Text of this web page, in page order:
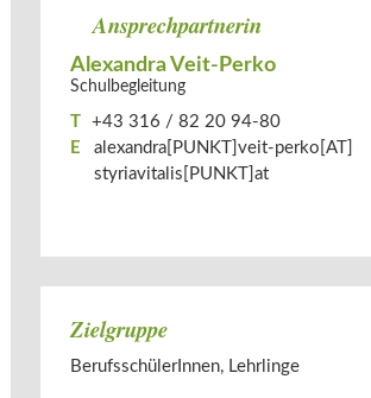
Ansprechpartnerin
Alexandra Veit-Perko
Schulbegleitung
T +43 316 / 82 20 94-80
E
alexandra[PUNKT]veit-perko[AT]​
styriavitalis[PUNKT]at
Zielgruppe
BerufsschülerInnen, Lehrlinge